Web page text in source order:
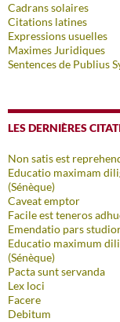
Cadrans solaires
Citations latines
Expressions usuelles
Maximes Juridiques
Sentences de Publius
LES DERNIÈRES
Non satis est
Educatio maximam
(Sénèque)
Caveat emptor
Facile est teneros
Emendatio pars
Educatio maximum
(Sénèque)
Pacta sunt servanda
Lex loci
Facere
Debitum